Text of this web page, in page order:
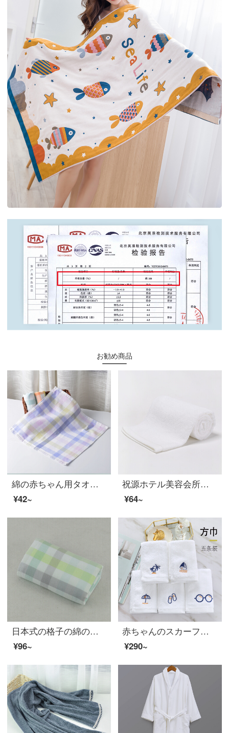
お勧め商品
綿の赤ちゃん用タオル、ガーゼのよだれタオル、赤ちゃんの柔らかい洗顔タオル、小さなスカーフ、ハンカチ、青い34*34 cm
¥42~
祝源ホテル美容会所は32本の平で綿の大きいタオルの全綿の白い厚い白色の120グラム（35*75 cm）を編みます。
¥64~
日本式の格子の綿のガーゼのタオルは柔軟に水を吸い込んで、ホテルの家庭用のタオルの男性の女性の大きいタオルの緑色の34*78 cmを増大します。
¥96~
赤ちゃんのスカーフホテルのスカーフ全綿のハンカチよだれタオル新生児の小さいハンカチ、ベビータオルを授乳します。子供用の小さいスカーフホテルの刺繍、食事、ウェットティッシュルームのスカーフシリーズのスカーフ（5枚入り）33*33 cm
¥290~